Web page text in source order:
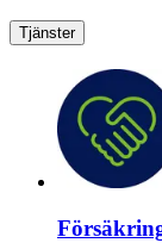
Tjänster